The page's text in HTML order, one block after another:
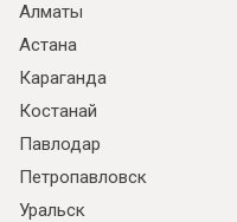
Алматы
Астана
Караганда
Костанай
Павлодар
Петропавловск
Уральск